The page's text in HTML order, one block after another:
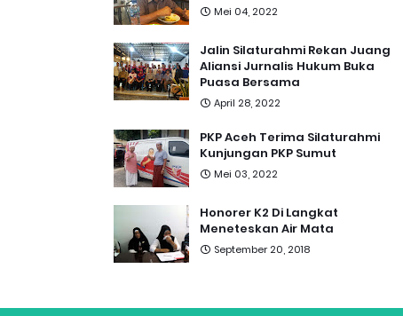
Mei 04, 2022
Jalin Silaturahmi Rekan Juang
Aliansi Jurnalis Hukum Buka
Puasa Bersama
April 28, 2022
PKP Aceh Terima Silaturahmi
Kunjungan PKP Sumut
Mei 03, 2022
Honorer K2 Di Langkat
Meneteskan Air Mata
September 20, 2018